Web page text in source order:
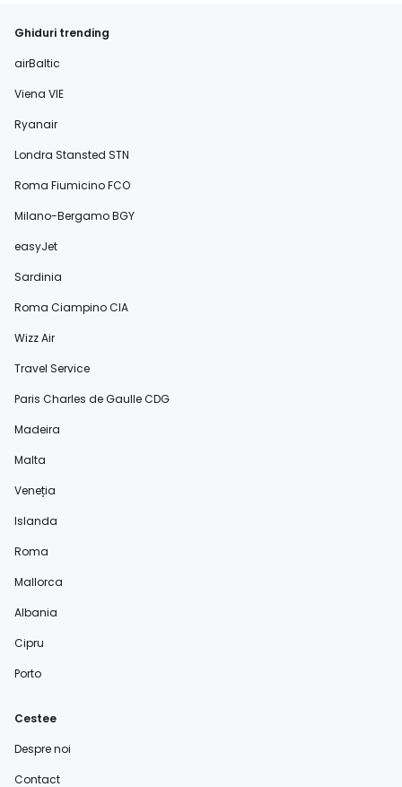
Ghiduri trending
airBaltic
Viena VIE
Ryanair
Londra Stansted STN
Roma Fiumicino FCO
Milano-Bergamo BGY
easyJet
Sardinia
Roma Ciampino CIA
Wizz Air
Travel Service
Paris Charles de Gaulle CDG
Madeira
Malta
Veneția
Islanda
Roma
Mallorca
Albania
Cipru
Porto
Cestee
Despre noi
Contact